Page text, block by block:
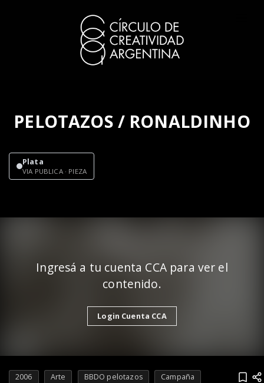
PELOTAZOS / RONALDINHO
Plata
VIA PUBLICA · PIEZA
Ingresá a tu cuenta CCA para ver el
contenido.
Login Cuenta CCA
2006 Arte BBDO pelotazos
Campaña